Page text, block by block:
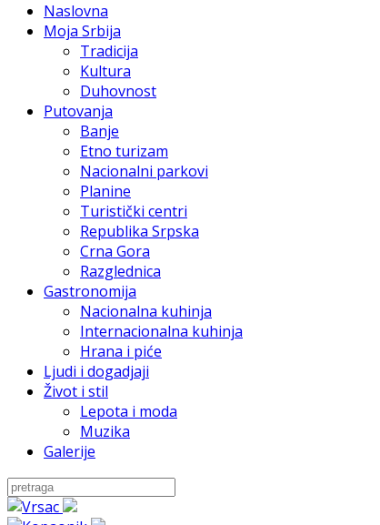
Naslovna
Moja Srbija
Tradicija
Kultura
Duhovnost
Putovanja
Banje
Etno turizam
Nacionalni parkovi
Planine
Turistički centri
Republika Srpska
Crna Gora
Razglednica
Gastronomija
Nacionalna kuhinja
Internacionalna kuhinja
Hrana i piće
Ljudi i dogadjaji
Život i stil
Lepota i moda
Muzika
Galerije